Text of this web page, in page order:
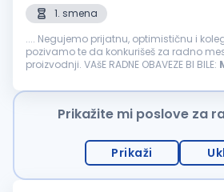
1. smena
.... Negujemo prijatnu, optimističnu i
pozivamo te da konkurišeš za radno
proizvodnji. VAšE RADNE OBAVEZE BI BILE:
zahtevanom kvalitetu ...
Prikažite mi poslove za
Prikaži